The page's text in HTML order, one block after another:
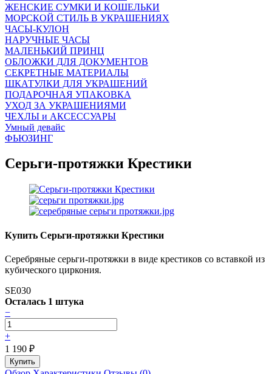
ЖЕНСКИЕ СУМКИ И КОШЕЛЬКИ
МОРСКОЙ СТИЛЬ В УКРАШЕНИЯХ
ЧАСЫ-КУЛОН
НАРУЧНЫЕ ЧАСЫ
МАЛЕНЬКИЙ ПРИНЦ
ОБЛОЖКИ ДЛЯ ДОКУМЕНТОВ
СЕКРЕТНЫЕ МАТЕРИАЛЫ
ШКАТУЛКИ ДЛЯ УКРАШЕНИЙ
ПОДАРОЧНАЯ УПАКОВКА
УХОД ЗА УКРАШЕНИЯМИ
ЧEХЛЫ и АКСЕССУАРЫ
Умный девайс
ФЬЮЗИНГ
Серьги-протяжки Крестики
Купить Серьги-протяжки Крестики
Серебряные серьги-протяжки в виде крестиков со вставкой из
кубического циркония.
SE030
Осталась 1 штука
−
+
1 190 ₽